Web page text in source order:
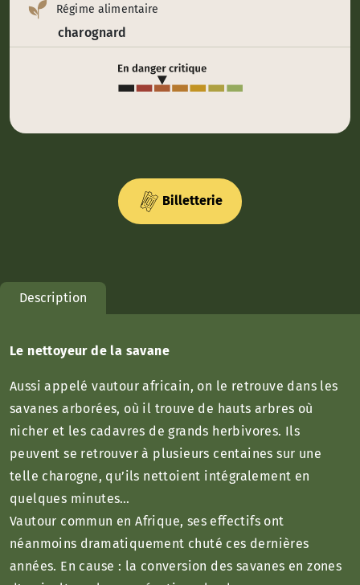
Régime alimentaire
charognard
Billetterie
Description
Le nettoyeur de la savane
Aussi appelé vautour africain, on le retrouve dans les
savanes arborées, où il trouve de hauts arbres où
nicher et les cadavres de grands herbivores. Ils
peuvent se retrouver à plusieurs centaines sur une
telle charogne, qu’ils nettoient intégralement en
quelques minutes…
Vautour commun en Afrique, ses effectifs ont
néanmoins dramatiquement chuté ces dernières
années. En cause : la conversion des savanes en zones